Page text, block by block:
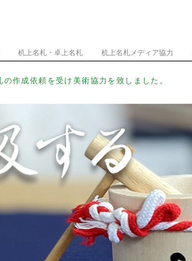
机上名札・卓上名札 机上名札メディア協力